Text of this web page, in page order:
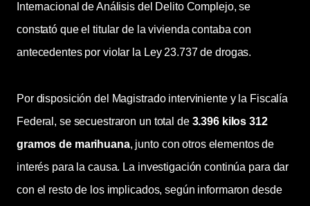
Internacional de Análisis del Delito Complejo, se
constató que el titular de la vivienda contaba con
antecedentes por violar la Ley 23.737 de drogas.
Por disposición del Magistrado interviniente y la Fiscalía
Federal, se secuestraron un total de3.396 kilos 312
gramos de marihuana, junto con otros elementos de
interés para la causa. La investigación continúa para dar
con el resto de los implicados, según informaron desde